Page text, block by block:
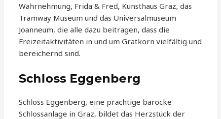
Wahrnehmung, Frida & Fred, Kunsthaus Graz, das
Tramway Museum und das Universalmuseum
Joanneum, die alle dazu beitragen, dass die
Freizeitaktivitäten in und um Gratkorn vielfältig und
bereichernd sind.
Schloss Eggenberg
Schloss Eggenberg, eine prächtige barocke
Schlossanlage in Graz, bildet das Herzstück der